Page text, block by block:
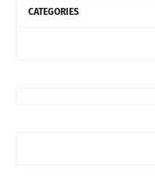
CATEGORIES